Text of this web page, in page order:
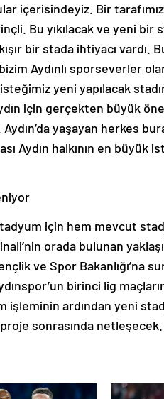
içerisindeyiz. Bir
Bu yıkılacak ve yeni
bir stada ihtiyacı vardı.
Aydınlı sporseverler
yeni yapılacak
için gerçekten büyük
yaşayan herkes
Aydın halkının en büyük
için hem mevcut
orada bulunan
ve Spor Bakanlığı’na
birinci lig
işleminin ardından yeni
sonrasında netleşecek.